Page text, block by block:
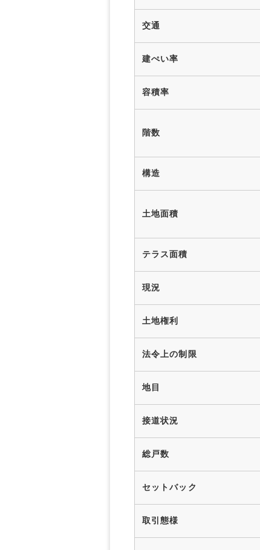
交通
建ぺい率
容積率
階数
構造
土地面積
テラス面積
現況
土地権利
法令上の制限
地目
接道状況
総戸数
セットバック
取引態様